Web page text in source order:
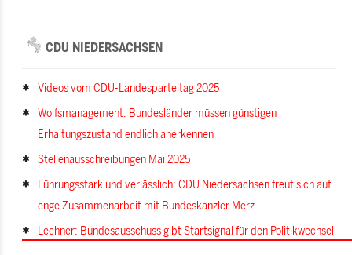
CDU NIEDERSACHSEN
Videos vom CDU-Landesparteitag 2025
Wolfsmanagement: Bundesländer müssen günstigen
Erhaltungszustand endlich anerkennen
Stellenausschreibungen Mai 2025
Führungsstark und verlässlich: CDU Niedersachsen freut sich auf
enge Zusammenarbeit mit Bundeskanzler Merz
Lechner: Bundesausschuss gibt Startsignal für den Politikwechsel